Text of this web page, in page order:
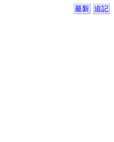
最新 追記